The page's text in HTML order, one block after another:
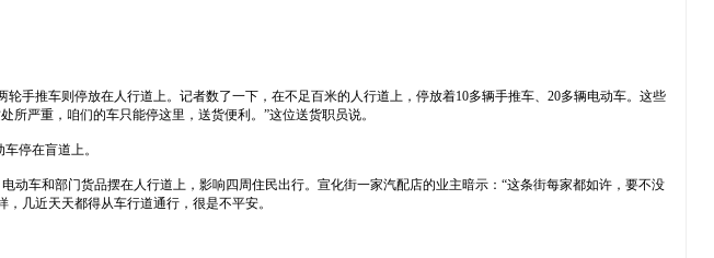
手推车则停放在人行道上。记者数了一下，在不足百米的人行道上，停放着10多辆手推车、20多辆电动车。这些
严重，咱们的车只能停这里，送货便利。”这位送货职员说。
停在盲道上。
车和部门货品摆在人行道上，影响四周住民出行。宣化街一家汽配店的业主暗示：“这条街每家都如许，要不没
几近天天都得从车行道通行，很是不平安。